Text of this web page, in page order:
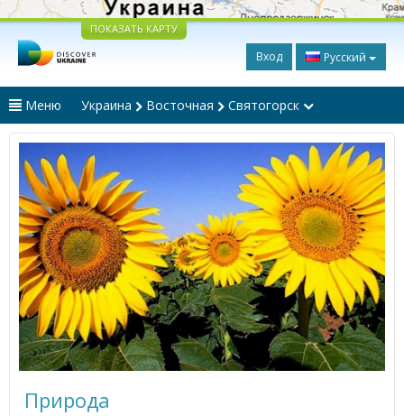
ПОКАЗАТЬ КАРТУ
Вход Русский
Меню Украина Восточная Святогорск
Природа